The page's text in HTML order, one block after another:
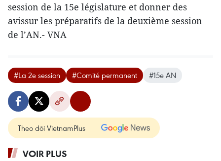
session de la 15e législature et donner des
avissur les préparatifs de la deuxième session
de l’AN.- VNA
#La 2e session #Comité permanent #15e AN
Theo dõi VietnamPlus
VOIR PLUS